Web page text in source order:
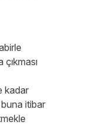
kadar
buna itibar